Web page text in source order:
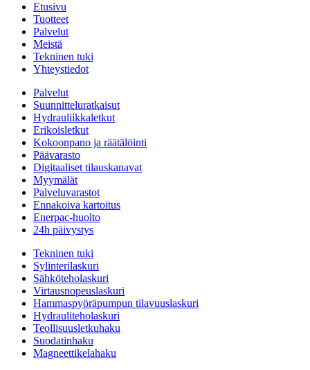
Etusivu
Tuotteet
Palvelut
Meistä
Tekninen tuki
Yhteystiedot
Palvelut
Suunnitteluratkaisut
Hydrauliikkaletkut
Erikoisletkut
Kokoonpano ja räätälöinti
Päävarasto
Digitaaliset tilauskanavat
Myymälät
Palveluvarastot
Ennakoiva kartoitus
Enerpac-huolto
24h päivystys
Tekninen tuki
Sylinterilaskuri
Sähköteholaskuri
Virtausnopeuslaskuri
Hammaspyöräpumpun tilavuuslaskuri
Hydrauliteholaskuri
Teollisuusletkuhaku
Suodatinhaku
Magneettikelahaku